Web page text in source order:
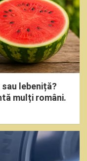
lebeniță?
mulți români.